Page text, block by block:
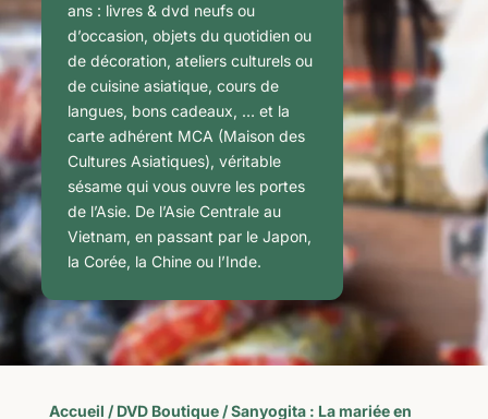
ans : livres & dvd neufs ou
d’occasion, objets du quotidien ou
de décoration, ateliers culturels ou
de cuisine asiatique, cours de
langues, bons cadeaux, … et la
carte adhérent MCA (Maison des
Cultures Asiatiques), véritable
sésame qui vous ouvre les portes
de l’Asie. De l’Asie Centrale au
Vietnam, en passant par le Japon,
la Corée, la Chine ou l’Inde.
Accueil / DVD Boutique/ Sanyogita : La mariée en